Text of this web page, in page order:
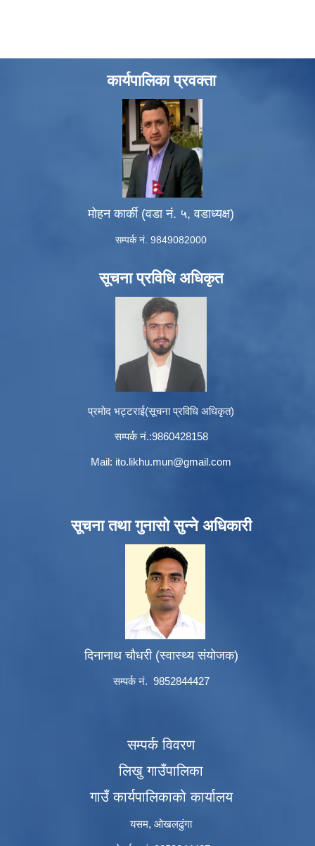
कार्यपालिका प्रवक्ता
मोहन कार्की (वडा नं. ५, वडाध्यक्ष)
सम्पर्क नं. 9849082000
सूचना प्रविधि अधिकृत
प्रमोद भट्टराई(सूचना प्रविधि अधिकृत)
सम्पर्क नं.:9860428158
Mail: ito.likhu.mun@gmail.com
सूचना तथा गुनासो सुन्ने अधिकारी
दिनानाथ चौधरी (स्वास्थ्य संयोजक)
सम्पर्क नं. 9852844427
सम्पर्क विवरण
लिखु गाउँपालिका
गाउँ कार्यपालिकाको कार्यालय
यसम, ओखलढुंगा